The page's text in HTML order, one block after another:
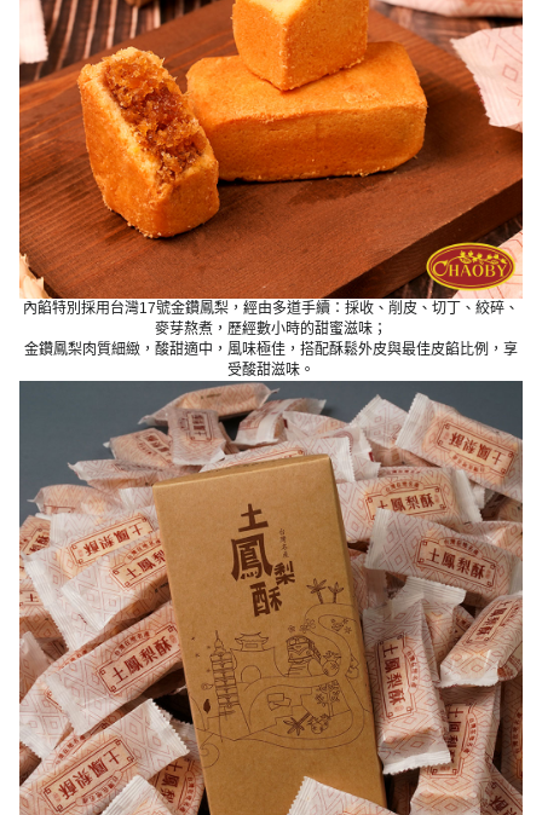
內餡特別採用台灣17號金鑽鳳梨，經由多道手續：採收、削皮、切丁、絞碎、
麥芽熬煮，歷經數小時的甜蜜滋味；
金鑽鳳梨肉質細緻，酸甜適中，風味極佳，搭配酥鬆外皮與最佳皮餡比例，享
受酸甜滋味。